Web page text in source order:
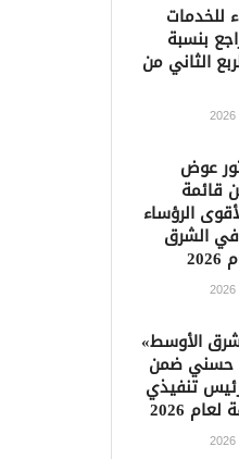
للخدمات
بنسبة
الثاني من
عوض
قائمة
الرؤساء
في الشرق
الأوسط»
حسني ضمن
100 رئيس تنفيذي
2026